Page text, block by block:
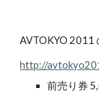
AVTOKYO 2011
http://
前売り券